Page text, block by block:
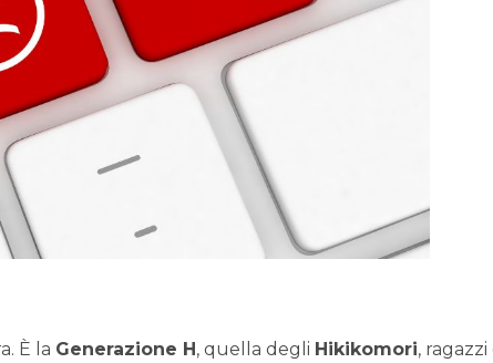
È la Generazione H, quella degli Hikikomori, ragazzi